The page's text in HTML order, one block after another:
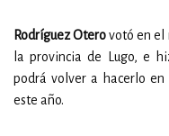
Rodríguez Oterovotó en el
la provincia de Lugo, e
podrá volver a hacerlo en
este año.